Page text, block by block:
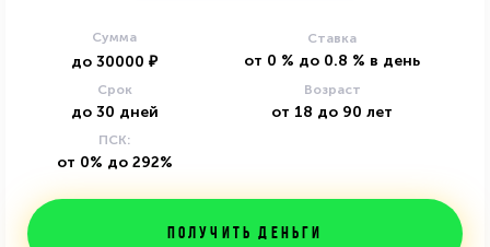
Сумма
до 30000 ₽
Ставка
от 0 % до 0.8 % в день
Срок
до 30 дней
Возраст
от 18 до 90 лет
ПСК:
от 0% до 292%
Получить деньги